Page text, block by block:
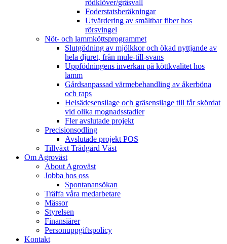
rödklöver/gräsvall
Foderstatsberäkningar
Utvärdering av smältbar fiber hos
rörsvingel
Nöt- och lammköttsprogrammet
Slutgödning av mjölkkor och ökad nyttjande av
hela djuret, från mule-till-svans
Uppfödningens inverkan på köttkvalitet hos
lamm
Gårdsanpassad värmebehandling av åkerböna
och raps
Helsädesensilage och gräsensilage till får skördat
vid olika mognadsstadier
Fler avslutade projekt
Precisionsodling
Avslutade projekt POS
Tillväxt Trädgård Väst
Om Agroväst
About Agroväst
Jobba hos oss
Spontanansökan
Träffa våra medarbetare
Mässor
Styrelsen
Finansiärer
Personuppgiftspolicy
Kontakt